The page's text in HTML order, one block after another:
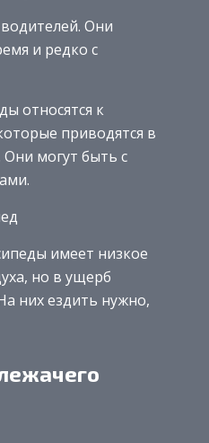
Они
и редко с
относятся к
приводятся в
могут быть с
имеет низкое
но в ущерб
них ездить нужно,